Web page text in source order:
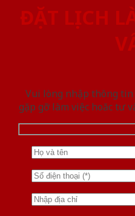
ĐẶT LỊCH
Vui lòng nhập thông
gặp gỡ làm việc hoăc tư